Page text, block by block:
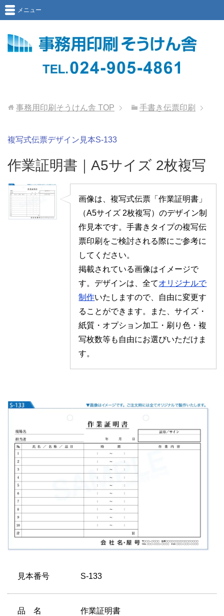
メニュー
事務用印刷そうけん舎 TOP 手書き伝票印刷
複写式伝票デザイン見本S-133
作業証明書｜A5サイズ 2枚複写
画像は、複写式伝票「作業証明書」
（A5サイズ 2枚複写）のデザイン制
作見本です。手書きタイプの複写伝
票印刷をご検討される際にご参考に
してください。
掲載されている画像はイメージで
す。デザインは、全てオリジナルで
制作いたしますので、自由に変更す
ることができます。また、サイズ・
紙質・オプション加工・刷り色・複
写枚数等も自由にお選びいただけま
す。
見本番号 S-133
品 名 作業証明書